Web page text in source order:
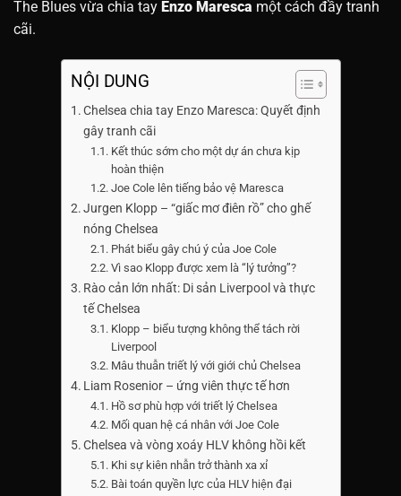
The Blues vừa chia tay Enzo Maresca một cách đầy tranh
cãi.
NỘI DUNG
Chelsea chia tay Enzo Maresca: Quyết định
gây tranh cãi
Kết thúc sớm cho một dự án chưa kịp
hoàn thiện
Joe Cole lên tiếng bảo vệ Maresca
Jurgen Klopp – “giấc mơ điên rồ” cho ghế
nóng Chelsea
Phát biểu gây chú ý của Joe Cole
Vì sao Klopp được xem là “lý tưởng”?
Rào cản lớn nhất: Di sản Liverpool và thực
tế Chelsea
Klopp – biểu tượng không thể tách rời
Liverpool
Mâu thuẫn triết lý với giới chủ Chelsea
Liam Rosenior – ứng viên thực tế hơn
Hồ sơ phù hợp với triết lý Chelsea
Mối quan hệ cá nhân với Joe Cole
Chelsea và vòng xoáy HLV không hồi kết
Khi sự kiên nhẫn trở thành xa xỉ
Bài toán quyền lực của HLV hiện đại